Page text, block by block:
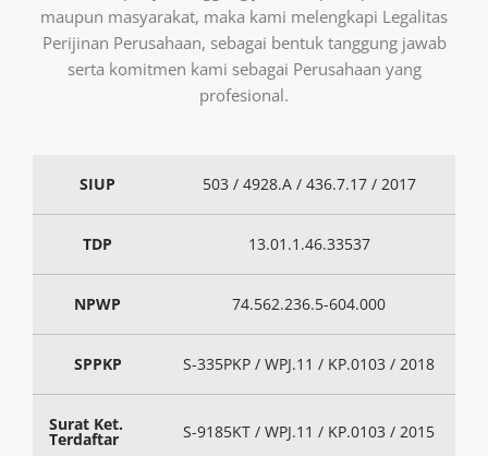
maupun masyarakat, maka kami melengkapi Legalitas
Perijinan Perusahaan, sebagai bentuk tanggung jawab
serta komitmen kami sebagai Perusahaan yang
profesional.
SIUP 503 / 4928.A / 436.7.17 / 2017
TDP 13.01.1.46.33537
NPWP 74.562.236.5-604.000
SPPKP S-335PKP / WPJ.11 / KP.0103 / 2018
Surat Ket.
Terdaftar S-9185KT / WPJ.11 / KP.0103 / 2015